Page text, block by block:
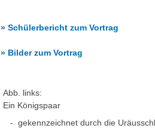
» Schülerbericht zum Vortrag
» Bilder zum Vortrag
Abb. links:
Ein Königspaar
- gekennzeichnet durch die